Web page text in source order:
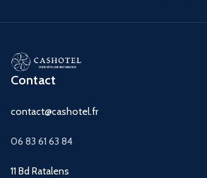
Contact
contact@cashotel.fr
06 83 61 63 84
11 Bd Ratalens